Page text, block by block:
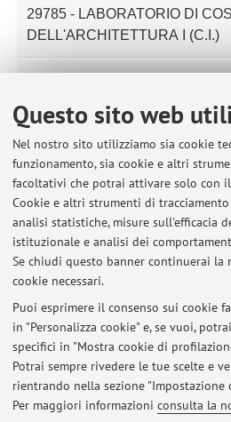
Questo sito web
Nel nostro sito utilizziamo sia cookie
funzionamento, sia cookie e altri
facoltativi che potrai attivare solo con
Cookie e altri strumenti di
analisi statistiche, misure sull'efficacia
istituzionale e analisi dei
Se chiudi questo banner continuerai la
cookie necessari.
Puoi esprimere il consenso sui cookie
in "Personalizza cookie" e, se vuoi,
specifici in "Mostra cookie di
Potrai sempre rivedere le tue scelte e
rientrando nella sezione "Impostazione
Per maggiori informazioni consulta la
29785 - LABORATORIO DI
DELL'ARCHITETTURA I (C.I.)
DELL'ARCHITETTURA I (C.I.) -
55150 - LABORATORIO DI
DELL'ARCHITETTURA I
19368 - LABORATORIO
COSTRUZIONE
(CORSO INTEGRATO)
Ultimi
Al momento non sono